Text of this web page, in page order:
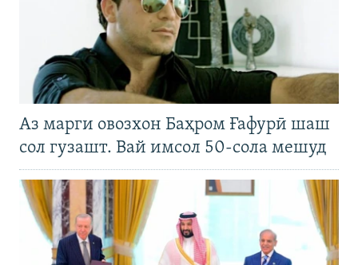
Аз марги овозхон Баҳром Ғафурӣ шаш
сол гузашт. Вай имсол 50-сола мешуд